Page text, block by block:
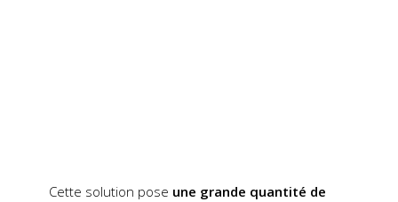
Cette solution pose une grande quantité de